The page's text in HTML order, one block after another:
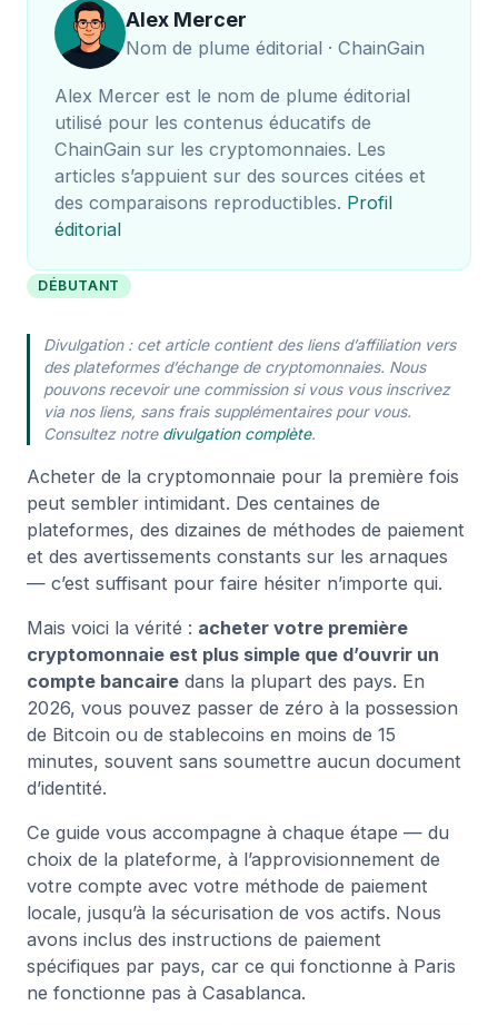
Alex Mercer
Nom de plume éditorial · ChainGain
Alex Mercer est le nom de plume éditorial
utilisé pour les contenus éducatifs de
ChainGain sur les cryptomonnaies. Les
articles s’appuient sur des sources citées et
des comparaisons reproductibles. Profil
éditorial
DÉBUTANT
Divulgation : cet article contient des liens d’affiliation vers
des plateformes d’échange de cryptomonnaies. Nous
pouvons recevoir une commission si vous vous inscrivez
via nos liens, sans frais supplémentaires pour vous.
Consultez notre divulgation complète.
Acheter de la cryptomonnaie pour la première fois
peut sembler intimidant. Des centaines de
plateformes, des dizaines de méthodes de paiement
et des avertissements constants sur les arnaques
— c’est suffisant pour faire hésiter n’importe qui.
Mais voici la vérité : acheter votre première
cryptomonnaie est plus simple que d’ouvrir un
compte bancaire dans la plupart des pays. En
2026, vous pouvez passer de zéro à la possession
de Bitcoin ou de stablecoins en moins de 15
minutes, souvent sans soumettre aucun document
d’identité.
Ce guide vous accompagne à chaque étape — du
choix de la plateforme, à l’approvisionnement de
votre compte avec votre méthode de paiement
locale, jusqu’à la sécurisation de vos actifs. Nous
avons inclus des instructions de paiement
spécifiques par pays, car ce qui fonctionne à Paris
ne fonctionne pas à Casablanca.